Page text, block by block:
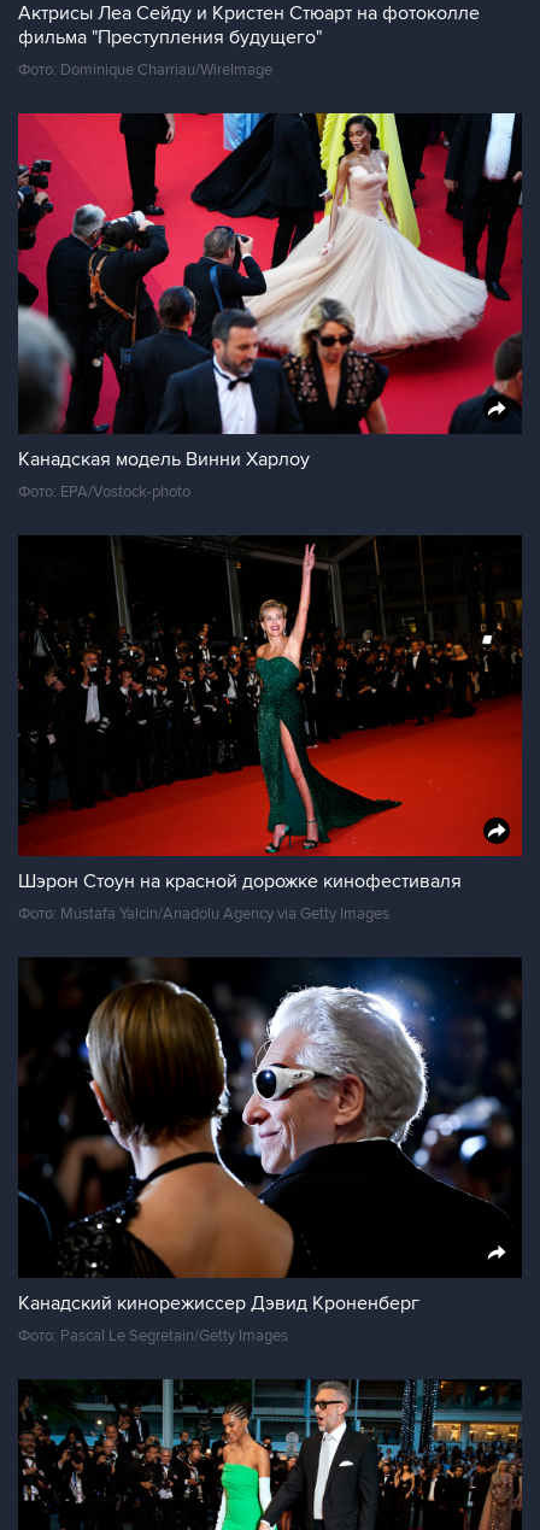
Актрисы Леа Сейду и Кристен Стюарт на фотоколле
фильма "Преступления будущего"
Фото: Dominique Charriau/WireImage
Канадская модель Винни Харлоу
Фото: EPA/Vostock-photo
Шэрон Стоун на красной дорожке кинофестиваля
Фото: Mustafa Yalcin/Anadolu Agency via Getty Images
Канадский кинорежиссер Дэвид Кроненберг
Фото: Pascal Le Segretain/Getty Images